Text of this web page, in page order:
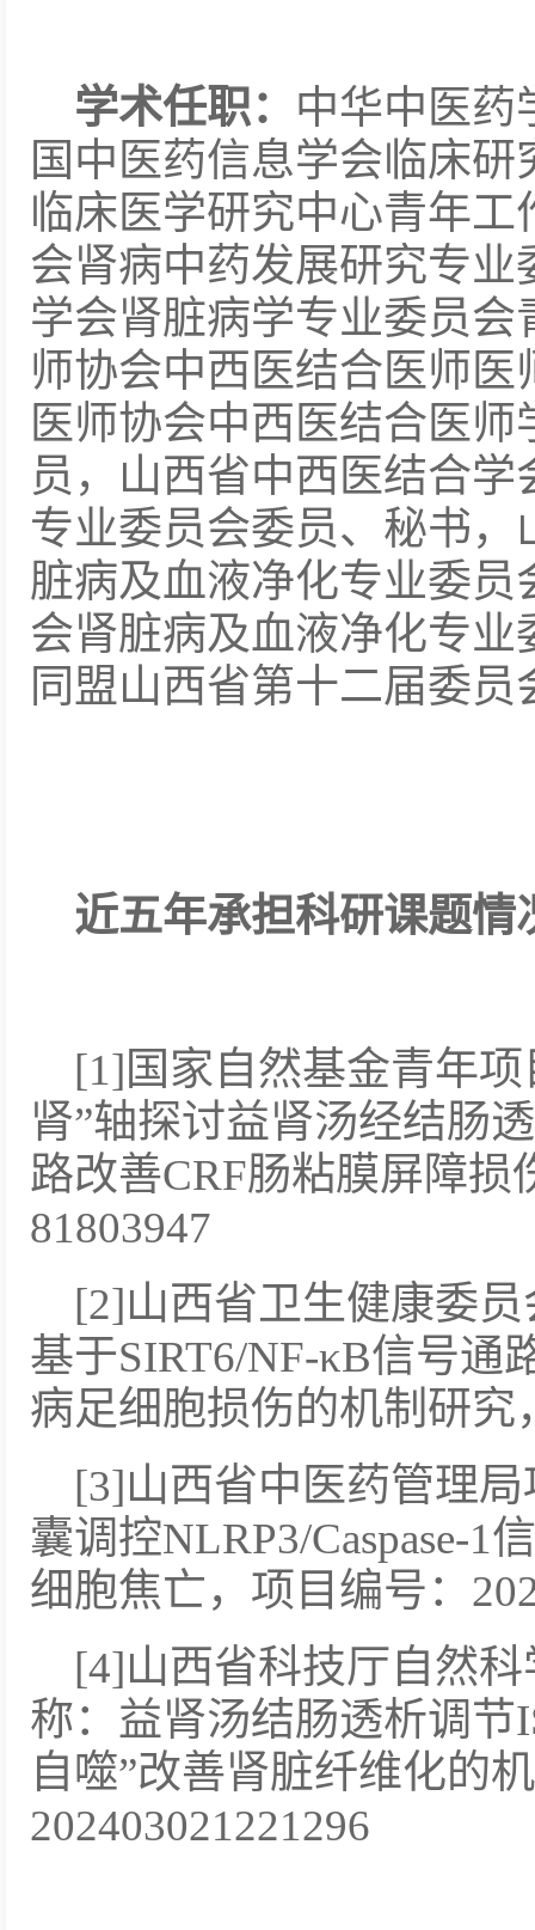
学术任职： 中华中医药
国中医药信息学会临床
临床医学研究中心青年
会肾病中药发展研究专
学会肾脏病学专业委员
师协会中西医结合医师
医师协会中西医结合医
员，山西省中西医结合
专业委员会委员、秘书
脏病及血液净化专业委
会肾脏病及血液净化专
同盟山西省第十二届委
近五年承担科研课题情
[1]国家自然基金青年
肾”轴探讨益肾汤经结肠
路改善CRF肠粘膜屏障
81803947
[2]山西省卫生健康委
基于SIRT6/NF-κB信号通
病足细胞损伤的机制研究
[3]山西省中医药管理
囊调控NLRP3/Caspase-1
细胞焦亡，项目编号：
[4]山西省科技厅自然
称：益肾汤结肠透析调节
自噬”改善肾脏纤维化的
202403021221296